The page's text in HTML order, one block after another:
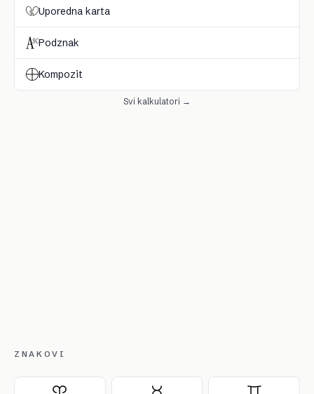
Uporedna karta
Podznak
Kompozit
Svi kalkulatori →
ZNAKOVI